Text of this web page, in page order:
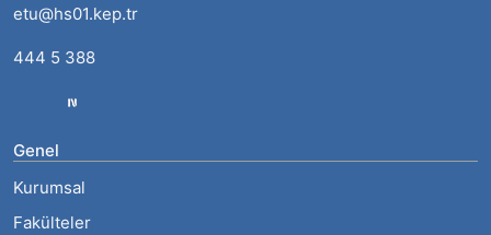
etu@hs01.kep.tr
444 5 388
Genel
Kurumsal
Fakülteler